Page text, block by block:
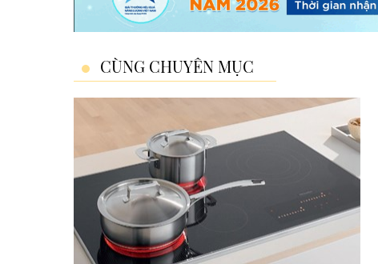
CÙNG CHUYÊN MỤC